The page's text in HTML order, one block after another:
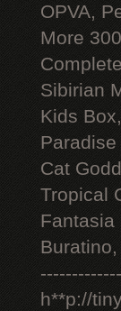
OPVA,
More
Sibirian
Kids
Cat
Tropical
Fantasia
h**p://